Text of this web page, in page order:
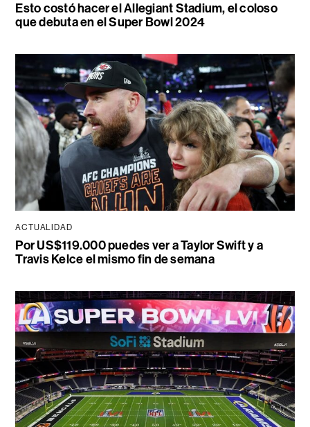
Esto costó hacer el Allegiant Stadium, el coloso
que debuta en el Super Bowl 2024
ACTUALIDAD
Por US$119.000 puedes ver a Taylor Swift y a
Travis Kelce el mismo fin de semana